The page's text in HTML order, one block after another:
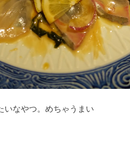
なやつ。めちゃうまい